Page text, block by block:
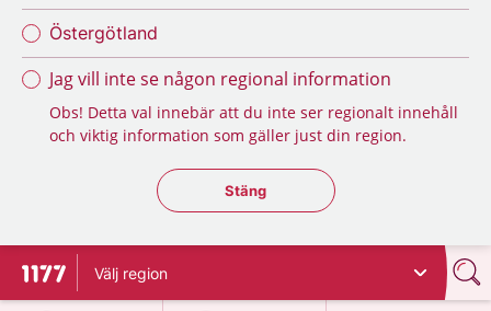
Östergötland
Jag vill inte se någon regional information
Obs! Detta val innebär att du inte ser regionalt innehåll
och viktig information som gäller just din region.
Stäng regionsväljaren
Stäng
Till startsidan för 1177
Välj region
på 1177.se
på 1177.se